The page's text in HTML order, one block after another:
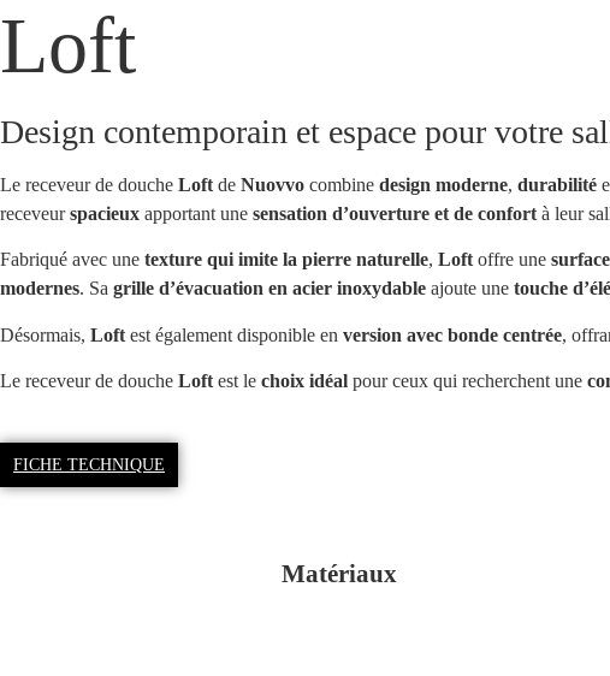
Loft
Design contemporain et espace pour votre
Le receveur de douche Loft de Nuovvo combine design moderne, durabilité
receveurspacieux apportant une sensation d’ouverture et de confort à leur
Fabriqué avec une texture qui imite la pierre naturelle, Loftoffre une
modernes. Sa grille d’évacuation en acier inoxydable ajoute une touche
Désormais, Loft est également disponible en version avec bonde centrée,
Le receveur de douche Loft est le choix idéal pour ceux qui recherchent une
FICHE TECHNIQUE
Matériaux